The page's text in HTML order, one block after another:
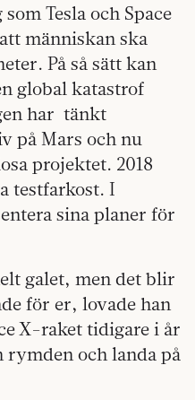
Tesla och Space
människan ska
På så sätt kan
global katastrof
har tänkt
på Mars och nu
projektet. 2018
testfarkost. I
sina planer för
galet, men det blir
för er, lovade han
X-raket tidigare i år
rymden och landa på